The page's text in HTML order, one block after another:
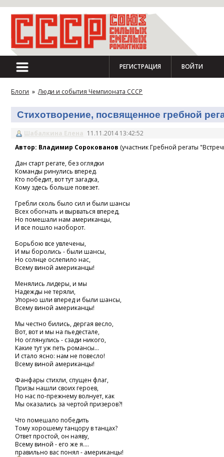
РЕГИСТРАЦИЯ ВОЙТИ
Блоги » Люди и события Чемпионата СССР
Стихотворение, посвященное гребной
Шабалкина Елена 11.11.2014 13:42:52
Автор: Владимир Сорокованов (участник Гребной регаты
Дан старт регате, без оглядки
Команды ринулись вперед.
Кто победит, вот тут загадка,
Кому здесь больше повезет.
Гребли сколь было сил и были шансы
Всех обогнать и вырваться вперед,
Но помешали нам американцы,
И все пошло наоборот.
Борьбою все увлечены,
И мы боролись - были шансы,
Но солнце ослепило нас,
Всему виной американцы!
Менялись лидеры, и мы
Надежды не теряли,
Упорно шли вперед и были шансы,
Всему виной американцы!
Мы честно бились, дергая весло,
Вот, вот и мы на пьедестале,
Но оглянулись - сзади никого,
Какие тут уж петь романсы...
И стало ясно: нам не повесло!
Всему виной американцы!
Фанфары стихли, спущен флаг,
Призы нашли своих героев,
Но нас по-прежнему волнует, как
Мы оказались за чертой призеров?!
Что помешало победить
Тому хорошему танцору в танцах?
Ответ простой, он наяву,
Всему виной - его же я....
правильно вас понял - американцы!